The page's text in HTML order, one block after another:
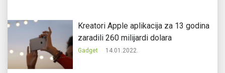
Kreatori Apple aplikacija za 13 godina
zaradili 260 milijardi dolara
Gadget 14.01.2022.